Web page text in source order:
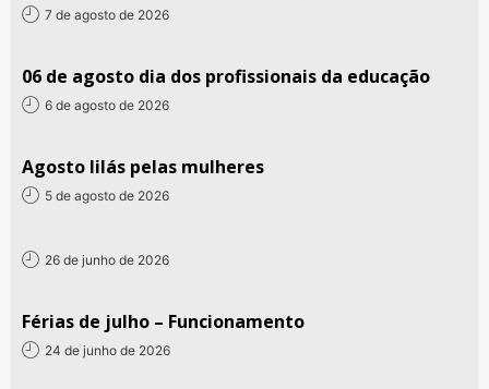
7 de agosto de 2026
06 de agosto dia dos profissionais da educação
6 de agosto de 2026
Agosto lilás pelas mulheres
5 de agosto de 2026
26 de junho de 2026
Férias de julho – Funcionamento
24 de junho de 2026